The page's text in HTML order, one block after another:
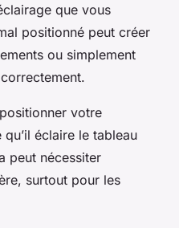
que vous
positionné peut créer
ou simplement
votre
éclaire le tableau
peut nécessiter
surtout pour les